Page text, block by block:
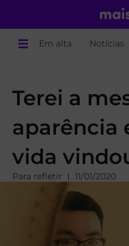
Em alta Notícias
Terei a
aparência
vida
Para refletir 11/01/2020